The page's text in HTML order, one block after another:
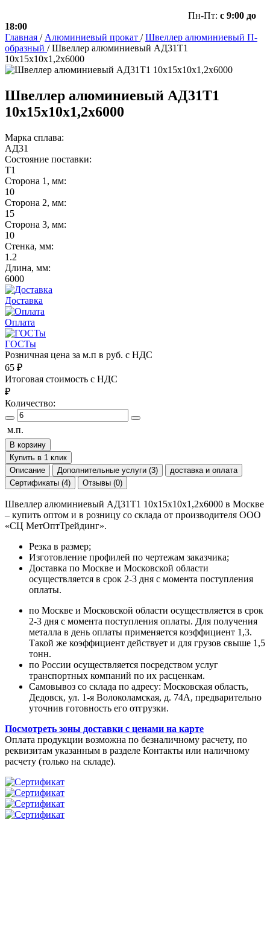
Пн-Пт: с 9:00 до
18:00
Главная / Алюминиевый прокат / Швеллер алюминиевый П-
образный / Швеллер алюминиевый АД31Т1
10х15х10х1,2х6000
Швеллер алюминиевый АД31Т1
10х15х10х1,2х6000
Марка сплава:
АД31
Состояние поставки:
Т1
Сторона 1, мм:
10
Сторона 2, мм:
15
Сторона 3, мм:
10
Стенка, мм:
1.2
Длина, мм:
6000
Доставка
Оплата
ГОСТы
Розничная цена за м.п в руб. с НДС
65 ₽
Итоговая стоимость с НДС
₽
Количество:
м.п.
В корзину
Купить в 1 клик
Описание
Дополнительные услуги (3)
доставка и оплата
Сертификаты (4)
Отзывы (0)
Швеллер алюминиевый АД31Т1 10х15х10х1,2х6000 в Москве
– купить оптом и в розницу со склада от производителя ООО
«СЦ МетОптТрейдинг».
Резка в размер;
Изготовление профилей по чертежам заказчика;
Доставка по Москве и Московской области
осуществляется в срок 2-3 дня с момента поступления
оплаты.
по Москве и Московской области осуществляется в срок
2-3 дня с момента поступления оплаты. Для получения
металла в день оплаты применяется коэффициент 1,3.
Такой же коэффициент действует и для грузов свыше 1,5
тонн.
по России осуществляется посредством услуг
транспортных компаний по их расценкам.
Самовывоз со склада по адресу: Московская область,
Дедовск, ул. 1-я Волоколамская, д. 74А, предварительно
уточнив готовность его отгрузки.
Посмотреть зоны доставки с ценами на карте
Оплата продукции возможна по безналичному расчету, по
реквизитам указанным в разделе Контакты или наличному
расчету (только на складе).